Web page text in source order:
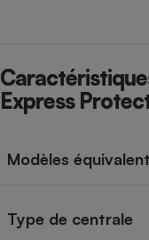
Express
Modèles
Type de centrale